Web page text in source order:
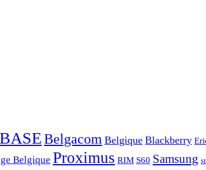
BASEBelgacom Belgique Blackberry
Belgique Proximus RIM S60 Samsung